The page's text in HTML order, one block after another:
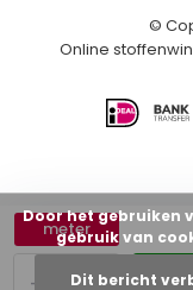
+
-
meter
©
Online
Door het gebruiken
gebruik van
Dit bericht